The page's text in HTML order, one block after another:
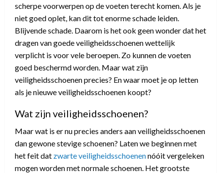
scherpe voorwerpen op de voeten terecht komen. Als je
niet goed oplet, kan dit tot enorme schade leiden.
Blijvende schade. Daarom is het ook geen wonder dat het
dragen van goede veiligheidsschoenen wettelijk
verplicht is voor vele beroepen. Zo kunnen de voeten
goed beschermd worden. Maar wat zijn
veiligheidsschoenen precies? En waar moet je op letten
als je nieuwe veiligheidsschoenen koopt?
Wat zijn veiligheidsschoenen?
Maar wat is er nu precies anders aan veiligheidsschoenen
dan gewone stevige schoenen? Laten we beginnen met
het feit dat zwarte veiligheidsschoenennóóit vergeleken
mogen worden met normale schoenen. Het grootste